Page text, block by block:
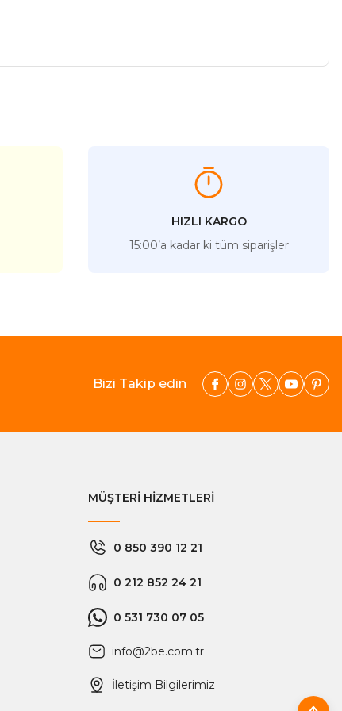
HIZLI KARGO
15:00’a kadar ki tüm siparişler
Bizi Takip edin
MÜŞTERİ HİZMETLERİ
0 850 390 12 21
0 212 852 24 21
0 531 730 07 05
info@2be.com.tr
İletişim Bilgilerimiz